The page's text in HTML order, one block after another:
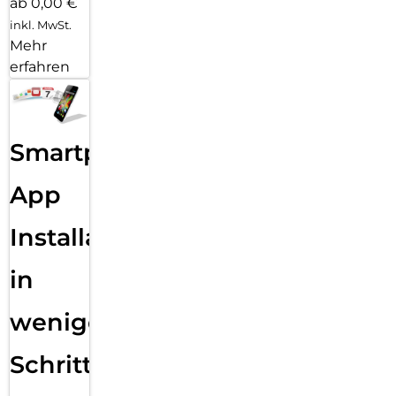
inkl. MwSt.
Mehr
erfahren
Smartphone
App
Installation
in
wenigen
Schritten